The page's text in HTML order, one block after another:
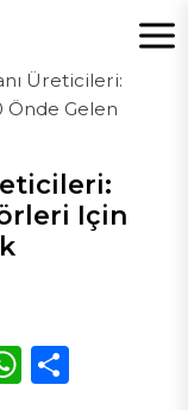
Üreticileri:
Gelen
Için
W